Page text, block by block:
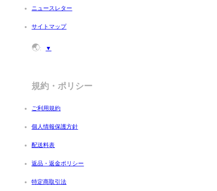
ニュースレター
サイトマップ
🌏: ▼
規約・ポリシー
ご利用規約
個人情報保護方針
配送料表
返品・返金ポリシー
特定商取引法